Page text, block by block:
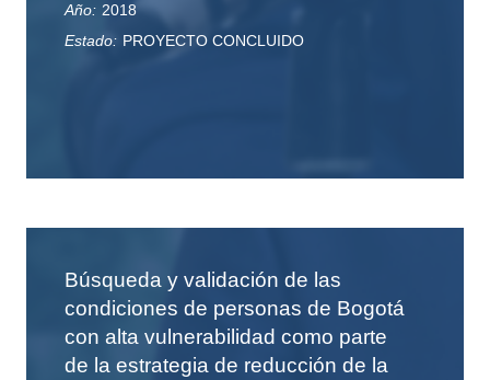
Año: 2018
Estado: PROYECTO CONCLUIDO
Búsqueda y validación de las
condiciones de personas de Bogotá
con alta vulnerabilidad como parte
de la estrategia de reducción de la